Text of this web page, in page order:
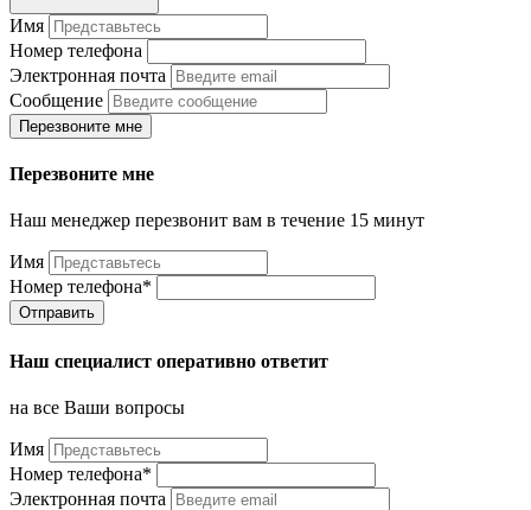
Имя
Номер телефона
Электронная почта
Сообщение
Перезвоните мне
Перезвоните мне
Наш менеджер перезвонит вам в течение 15 минут
Имя
Номер телефона*
Отправить
Наш специалист оперативно ответит
на все Ваши вопросы
Имя
Номер телефона*
Электронная почта